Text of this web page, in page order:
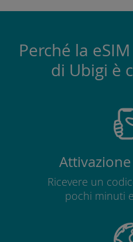
Perché la
di Ubigi è
Ricevere un
pochi minuti